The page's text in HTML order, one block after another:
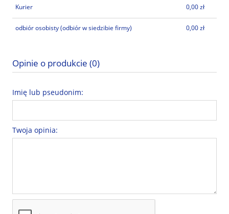
Kurier 0,00 zł
odbiór osobisty(odbiór w siedzibie firmy) 0,00 zł
Opinie o produkcie (0)
Imię lub pseudonim:
Twoja opinia: